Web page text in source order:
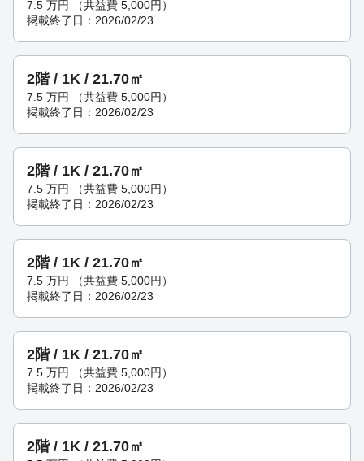
7.5 万円
（共益費 5,000円）
掲載終了日：2026/02/23
2階 / 1K / 21.70㎡
7.5 万円
（共益費 5,000円）
掲載終了日：2026/02/23
2階 / 1K / 21.70㎡
7.5 万円
（共益費 5,000円）
掲載終了日：2026/02/23
2階 / 1K / 21.70㎡
7.5 万円
（共益費 5,000円）
掲載終了日：2026/02/23
2階 / 1K / 21.70㎡
7.5 万円
（共益費 5,000円）
掲載終了日：2026/02/23
2階 / 1K / 21.70㎡